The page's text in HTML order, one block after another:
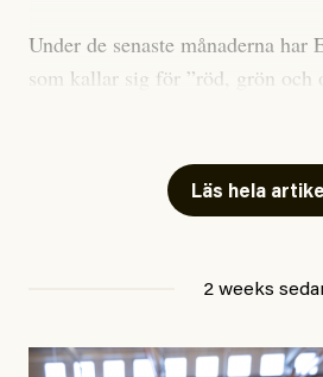
Under de senaste månaderna
som kallar sig för ”röd, grön och
skriver för? Vad betyder det att
oberoende” tidning? Och vad är
Läs hela
2 weeks